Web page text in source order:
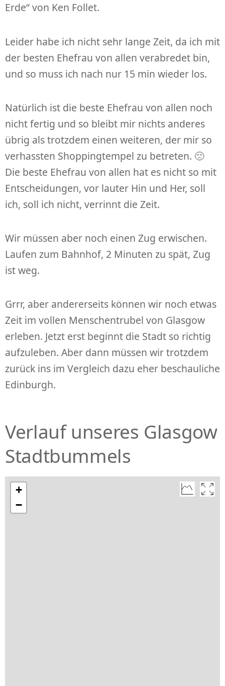
Erde“ von Ken Follet.
Leider habe ich nicht sehr lange Zeit, da ich mit
der besten Ehefrau von allen verabredet bin,
und so muss ich nach nur 15 min wieder los.
Natürlich ist die beste Ehefrau von allen noch
nicht fertig und so bleibt mir nichts anderes
übrig als trotzdem einen weiteren, der mir so
verhassten Shoppingtempel zu betreten. 🙁
Die beste Ehefrau von allen hat es nicht so mit
Entscheidungen, vor lauter Hin und Her, soll
ich, soll ich nicht, verrinnt die Zeit.
Wir müssen aber noch einen Zug erwischen.
Laufen zum Bahnhof, 2 Minuten zu spät, Zug
ist weg.
Grrr, aber andererseits können wir noch etwas
Zeit im vollen Menschentrubel von Glasgow
erleben. Jetzt erst beginnt die Stadt so richtig
aufzuleben. Aber dann müssen wir trotzdem
zurück ins im Vergleich dazu eher beschauliche
Edinburgh.
Verlauf unseres Glasgow
Stadtbummels
+
−